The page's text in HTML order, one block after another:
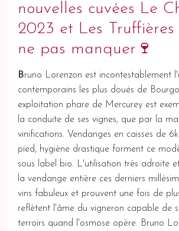
nouvelles cuvées Le
2023 et Les Truffières
ne pas manquer🍷
Bruno Lorenzon est incontestablement
contemporains les plus doués de
exploitation phare de Mercurey est
la conduite de ses vignes, que par la
vinifications. Vendanges en caisses de
pied, hygiène drastique forment ce
sous label bio. L'utilisation très adroite
la vendange entière ces derniers
vins fabuleux et prouvent une fois de
reflètent l'âme du vigneron capable de
terroirs quand l'osmose opère. Bruno